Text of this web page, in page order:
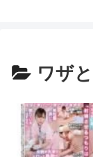
ワザ